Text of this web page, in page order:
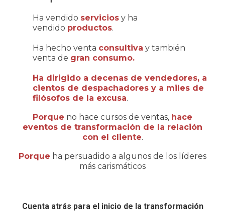
Ha vendido servicios y ha
vendido productos.
Ha hecho venta consultiva y también
venta de gran consumo.
Ha dirigido a decenas de vendedores, a
cientos de despachadores y a miles de
filósofos de la excusa.
Porque no hace cursos de ventas, hace
eventos de transformación de la relación
con el cliente.
Porque ha persuadido a algunos de los líderes
más carismáticos
Cuenta atrás para el inicio de la transformación